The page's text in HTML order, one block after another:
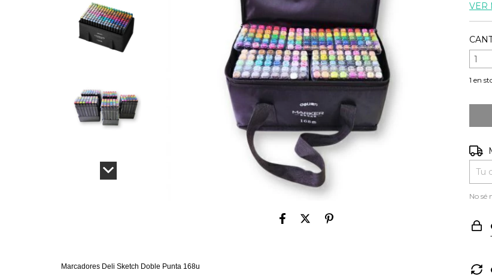
Marcadores Deli Sketch Doble Punta 168u
VER
1 en
No sé